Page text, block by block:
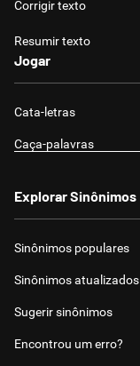
Corrigir texto
Resumir texto
Jogar
Cata-letras
Caça-palavras
Explorar Sinônimos
Sinônimos populares
Sinônimos atualizados
Sugerir sinônimos
Encontrou um erro?